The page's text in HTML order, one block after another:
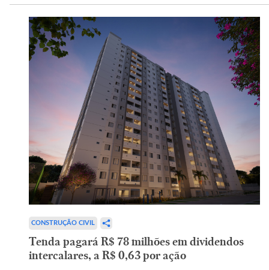
CONSTRUÇÃO CIVIL
Tenda pagará R$ 78 milhões em dividendos
intercalares, a R$ 0,63 por ação